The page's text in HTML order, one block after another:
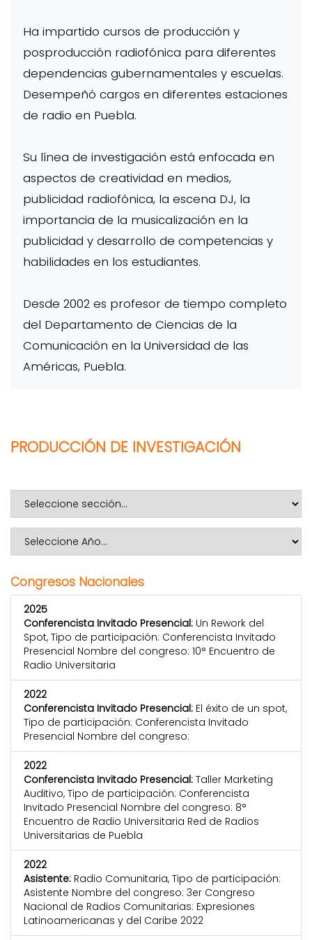
Ha impartido cursos de producción y
posproducción radiofónica para diferentes
dependencias gubernamentales y escuelas.
Desempeñó cargos en diferentes estaciones
de radio en Puebla.
Su línea de investigación está enfocada en
aspectos de creatividad en medios,
publicidad radiofónica, la escena DJ, la
importancia de la musicalización en la
publicidad y desarrollo de competencias y
habilidades en los estudiantes.
Desde 2002 es profesor de tiempo completo
del Departamento de Ciencias de la
Comunicación en la Universidad de las
Américas, Puebla.
PRODUCCIÓN DE INVESTIGACIÓN
Congresos Nacionales
2025
Conferencista Invitado Presencial: Un Rework del
Spot, Tipo de participación: Conferencista Invitado
Presencial Nombre del congreso: 10° Encuentro de
Radio Universitaria
2022
Conferencista Invitado Presencial: El éxito de un spot,
Tipo de participación: Conferencista Invitado
Presencial Nombre del congreso:
2022
Conferencista Invitado Presencial: Taller Marketing
Auditivo, Tipo de participación: Conferencista
Invitado Presencial Nombre del congreso: 8°
Encuentro de Radio Universitaria Red de Radios
Universitarias de Puebla
2022
Asistente: Radio Comunitaria, Tipo de participación:
Asistente Nombre del congreso: 3er Congreso
Nacional de Radios Comunitarias: Expresiones
Latinoamericanas y del Caribe 2022